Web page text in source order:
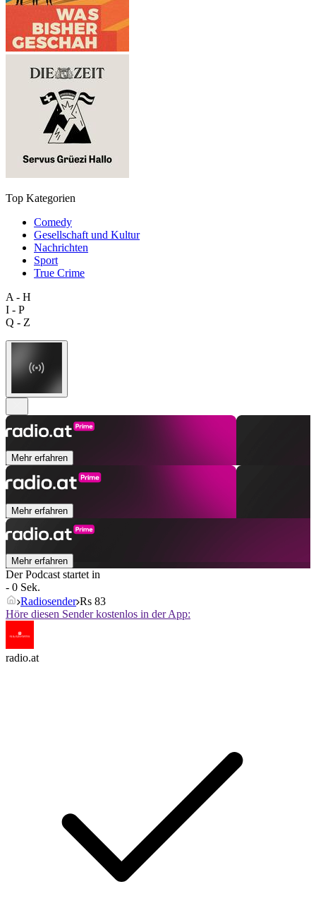
Top Kategorien
Comedy
Gesellschaft und Kultur
Nachrichten
Sport
True Crime
A - H
I - P
Q - Z
Mehr erfahren
Mehr erfahren
Mehr erfahren
Der Podcast startet in
- 0 Sek.
Radiosender Rs 83
Höre diesen Sender kostenlos in der App:
radio.at